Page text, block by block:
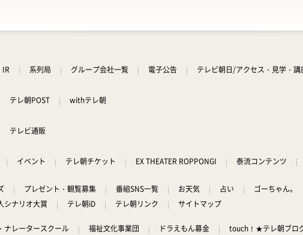
IR 系列局 グループ会社一覧 電子公告 テレビ朝日/アクセス・見学・講
テレ朝POST withテレ朝
テレビ通販
イベント テレ朝チケット EX THEATER ROPPONGI 泰流コンテンツ
プレゼント・観覧募集 番組SNS一覧 お天気 占い ゴーちゃん。
シナリオ大賞
テレ朝iD テレ朝リンク サイトマップ
ナレータースクール 福祉文化事業団 ドラえもん募金 touch！★テレ朝ブロ